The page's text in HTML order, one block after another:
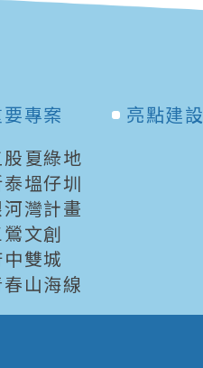
專案
夏綠地
塭仔圳
灣計畫
文創
雙城
山海線
亮點建設